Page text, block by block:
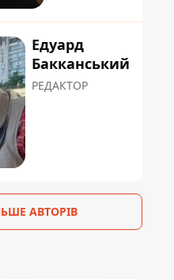
Едуард
Бакканський
РЕДАКТОР
АВТОРІВ